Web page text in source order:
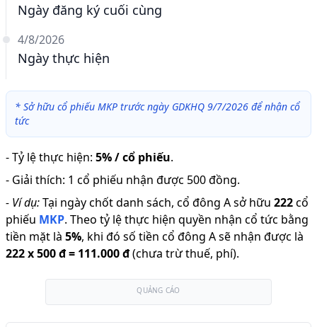
Ngày đăng ký cuối cùng
4/8/2026
Ngày thực hiện
* Sở hữu cổ phiếu MKP trước ngày GDKHQ 9/7/2026 để nhận cổ
tức
-Tỷ lệ thực hiện: 5% / cổ phiếu.
- Giải thích: 1 cổ phiếu nhận được 500 đồng.
- Ví dụ:Tại ngày chốt danh sách, cổ đông A sở hữu 222cổ
phiếu MKP. Theo tỷ lệ thực hiện quyền nhận cổ tức bằng
tiền mặt là 5%, khi đó số tiền cổ đông A sẽ nhận được là
222x500 đ= 111.000 đ(chưa trừ thuế, phí).
QUẢNG CÁO